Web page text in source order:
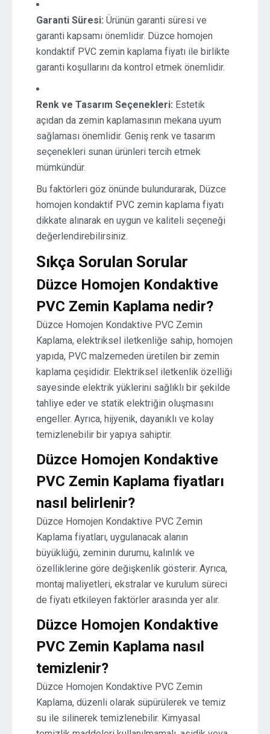
Garanti Süresi: Ürünün garanti süresi ve
garanti kapsamı önemlidir. Düzce homojen
kondaktif PVC zemin kaplama fiyatı ile birlikte
garanti koşullarını da kontrol etmek önemlidir.
Renk ve Tasarım Seçenekleri: Estetik
açıdan da zemin kaplamasının mekana uyum
sağlaması önemlidir. Geniş renk ve tasarım
seçenekleri sunan ürünleri tercih etmek
mümkündür.
Bu faktörleri göz önünde bulundurarak, Düzce
homojen kondaktif PVC zemin kaplama fiyatı
dikkate alınarak en uygun ve kaliteli seçeneği
değerlendirebilirsiniz.
Sıkça Sorulan Sorular
Düzce Homojen Kondaktive
PVC Zemin Kaplama nedir?
Düzce Homojen Kondaktive PVC Zemin
Kaplama, elektriksel iletkenliğe sahip, homojen
yapıda, PVC malzemeden üretilen bir zemin
kaplama çeşididir. Elektriksel iletkenlik özelliği
sayesinde elektrik yüklerini sağlıklı bir şekilde
tahliye eder ve statik elektriğin oluşmasını
engeller. Ayrıca, hijyenik, dayanıklı ve kolay
temizlenebilir bir yapıya sahiptir.
Düzce Homojen Kondaktive
PVC Zemin Kaplama fiyatları
nasıl belirlenir?
Düzce Homojen Kondaktive PVC Zemin
Kaplama fiyatları, uygulanacak alanın
büyüklüğü, zeminin durumu, kalınlık ve
özelliklerine göre değişkenlik gösterir. Ayrıca,
montaj maliyetleri, ekstralar ve kurulum süreci
de fiyatı etkileyen faktörler arasında yer alır.
Düzce Homojen Kondaktive
PVC Zemin Kaplama nasıl
temizlenir?
Düzce Homojen Kondaktive PVC Zemin
Kaplama, düzenli olarak süpürülerek ve temiz
su ile silinerek temizlenebilir. Kimyasal